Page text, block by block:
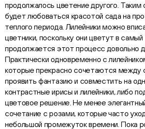
продолжалось цветение другого.
будет любоваться красотой сада на
теплого периода. Лилейники можно
цветники, поскольку они цветут в самый
продолжается этот процесс довольно
Практически одновременно с
которые прекрасно сочетаются между
проявить фантазию и совместить на
контрастные ирисы и лилейники, либо
цветовое решение. Не менее
сочетание с розами, которые часто
небольшой промежуток времени. Пока